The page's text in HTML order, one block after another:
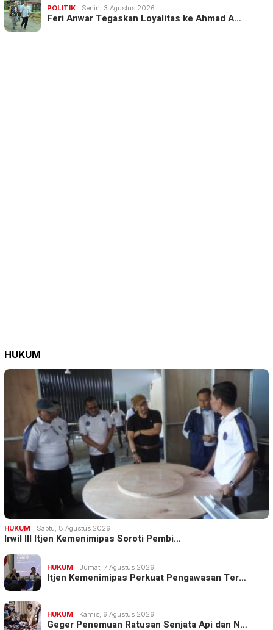
POLITIK Senin, 3 Agustus 2026
Feri Anwar Tegaskan Loyalitas ke Ahmad A…
HUKUM
HUKUM Sabtu, 8 Agustus 2026
Irwil III Itjen Kemenimipas Soroti Pembi…
HUKUM Jumat, 7 Agustus 2026
Itjen Kemenimipas Perkuat Pengawasan Ter…
HUKUM Kamis, 6 Agustus 2026
Geger Penemuan Ratusan Senjata Api dan N…